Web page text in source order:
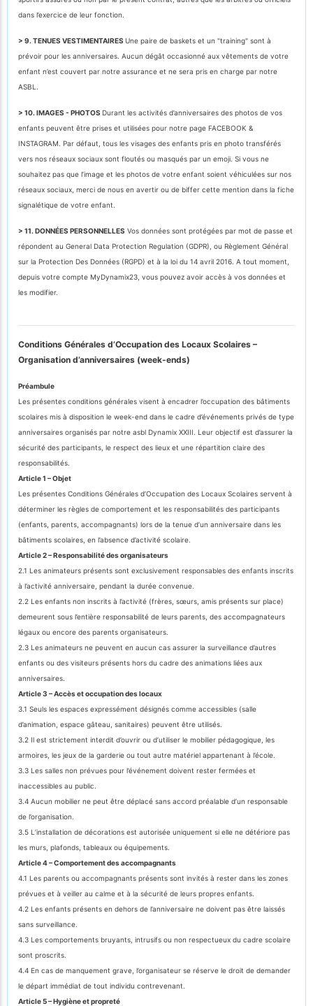
dans l’exercice de leur fonction.
> 9. TENUES VESTIMENTAIRES Une paire de baskets et un "training" sont à
prévoir pour les anniversaires. Aucun dégât occasionné aux vêtements de votre
enfant n’est couvert par notre assurance et ne sera pris en charge par notre
ASBL.
> 10. IMAGES - PHOTOS Durant les activités d’anniversaires des photos de vos
enfants peuvent être prises et utilisées pour notre page FACEBOOK &
INSTAGRAM. Par défaut, tous les visages des enfants pris en photo transférés
vers nos réseaux sociaux sont floutés ou masqués par un emoji. Si vous ne
souhaitez pas que l’image et les photos de votre enfant soient véhiculées sur nos
réseaux sociaux, merci de nous en avertir ou de biffer cette mention dans la fiche
signalétique de votre enfant.
> 11. DONNÉES PERSONNELLES Vos données sont protégées par mot de passe et
répondent au General Data Protection Regulation (GDPR), ou Règlement Général
sur la Protection Des Données (RGPD) et à la loi du 14 avril 2016. A tout moment,
depuis votre compte MyDynamix23, vous pouvez avoir accès à vos données et
les modifier.
Conditions Générales d’Occupation des Locaux Scolaires –
Organisation d’anniversaires (week-ends)
Préambule
Les présentes conditions générales visent à encadrer l’occupation des bâtiments
scolaires mis à disposition le week-end dans le cadre d’événements privés de type
anniversaires organisés par notre asbl Dynamix XXIII. Leur objectif est d’assurer la
sécurité des participants, le respect des lieux et une répartition claire des
responsabilités.
Article 1 – Objet
Les présentes Conditions Générales d’Occupation des Locaux Scolaires servent à
déterminer les règles de comportement et les responsabilités des participants
(enfants, parents, accompagnants) lors de la tenue d’un anniversaire dans les
bâtiments scolaires, en l’absence d’activité scolaire.
Article 2 – Responsabilité des organisateurs
2.1 Les animateurs présents sont exclusivement responsables des enfants inscrits
à l’activité anniversaire, pendant la durée convenue.
2.2 Les enfants non inscrits à l’activité (frères, sœurs, amis présents sur place)
demeurent sous l’entière responsabilité de leurs parents, des accompagnateurs
légaux ou encore des parents organisateurs.
2.3 Les animateurs ne peuvent en aucun cas assurer la surveillance d’autres
enfants ou des visiteurs présents hors du cadre des animations liées aux
anniversaires.
Article 3 – Accès et occupation des locaux
3.1 Seuls les espaces expressément désignés comme accessibles (salle
d’animation, espace gâteau, sanitaires) peuvent être utilisés.
3.2 Il est strictement interdit d’ouvrir ou d’utiliser le mobilier pédagogique, les
armoires, les jeux de la garderie ou tout autre matériel appartenant à l’école.
3.3 Les salles non prévues pour l’événement doivent rester fermées et
inaccessibles au public.
3.4 Aucun mobilier ne peut être déplacé sans accord préalable d’un responsable
de l’organisation.
3.5 L’installation de décorations est autorisée uniquement si elle ne détériore pas
les murs, plafonds, tableaux ou équipements.
Article 4 – Comportement des accompagnants
4.1 Les parents ou accompagnants présents sont invités à rester dans les zones
prévues et à veiller au calme et à la sécurité de leurs propres enfants.
4.2 Les enfants présents en dehors de l’anniversaire ne doivent pas être laissés
sans surveillance.
4.3 Les comportements bruyants, intrusifs ou non respectueux du cadre scolaire
sont proscrits.
4.4 En cas de manquement grave, l’organisateur se réserve le droit de demander
le départ immédiat de tout individu contrevenant.
Article 5 – Hygiène et propreté